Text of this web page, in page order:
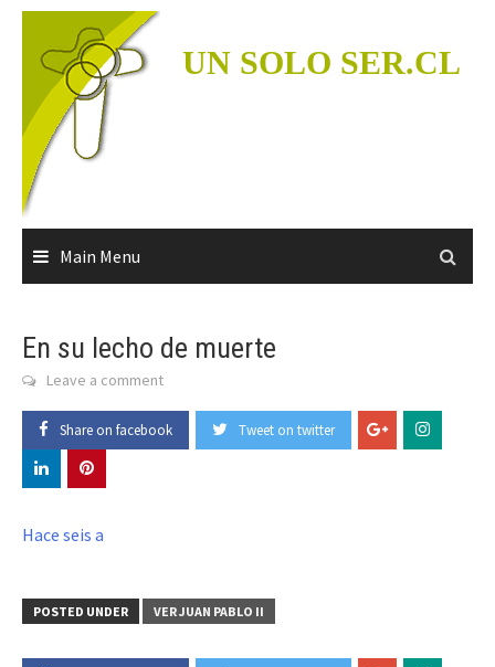
Skip
content
UN SOLO SER.CL
Main Menu
En su lecho de muerte
Leave a comment
Share on facebook Tweet on twitter
Hace seis a
POSTED UNDER VER JUAN PABLO II